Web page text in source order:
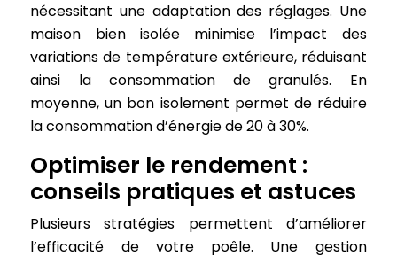
nécessitant une adaptation des réglages. Une
maison bien isolée minimise l’impact des
variations de température extérieure, réduisant
ainsi la consommation de granulés. En
moyenne, un bon isolement permet de réduire
la consommation d’énergie de 20 à 30%.
Optimiser le rendement :
conseils pratiques et astuces
Plusieurs stratégies permettent d’améliorer
l’efficacité de votre poêle. Une gestion